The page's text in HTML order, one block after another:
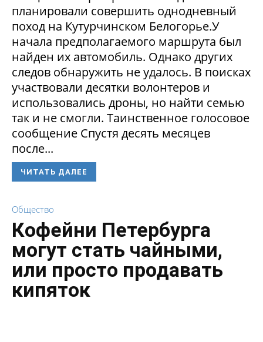
планировали совершить однодневный
поход на Кутурчинском Белогорье.У
начала предполагаемого маршрута был
найден их автомобиль. Однако других
следов обнаружить не удалось. В поисках
участвовали десятки волонтеров и
использовались дроны, но найти семью
так и не смогли. Таинственное голосовое
сообщение Спустя десять месяцев
после...
ЧИТАТЬ ДАЛЕЕ
Общество
Кофейни Петербурга
могут стать чайными,
или просто продавать
кипяток